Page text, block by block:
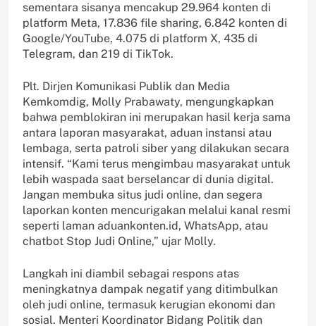
sementara sisanya mencakup 29.964 konten di
platform Meta, 17.836 file sharing, 6.842 konten di
Google/YouTube, 4.075 di platform X, 435 di
Telegram, dan 219 di TikTok.
Plt. Dirjen Komunikasi Publik dan Media
Kemkomdig, Molly Prabawaty, mengungkapkan
bahwa pemblokiran ini merupakan hasil kerja sama
antara laporan masyarakat, aduan instansi atau
lembaga, serta patroli siber yang dilakukan secara
intensif. “Kami terus mengimbau masyarakat untuk
lebih waspada saat berselancar di dunia digital.
Jangan membuka situs judi online, dan segera
laporkan konten mencurigakan melalui kanal resmi
seperti laman aduankonten.id, WhatsApp, atau
chatbot Stop Judi Online,” ujar Molly.
Langkah ini diambil sebagai respons atas
meningkatnya dampak negatif yang ditimbulkan
oleh judi online, termasuk kerugian ekonomi dan
sosial. Menteri Koordinator Bidang Politik dan